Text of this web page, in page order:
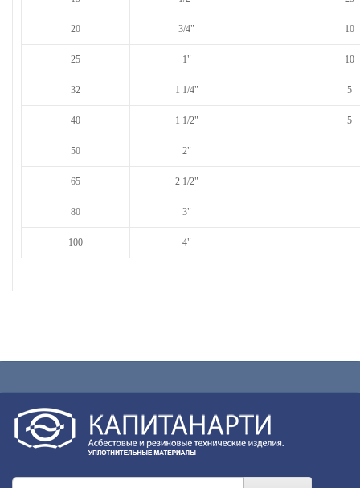
20 3/4" 10
25 1" 10
32 1 1/4" 5
40 1 1/2" 5
50 2"
65 2 1/2"
80 3"
100 4"